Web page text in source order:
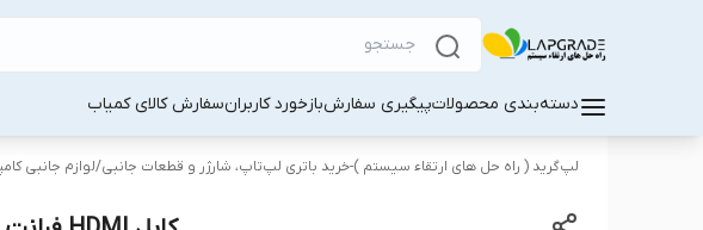
دسته‌بندی محصولاتپیگیری سفارشبازخورد کاربرانسفارش کالا‌ی کمیاب
لپ‌گرید ( راه‌ حل های ارتقاء سیستم )-خرید باتری لپ‌تاپ، شارژر و قطعات جانبی/لوازم جانبی